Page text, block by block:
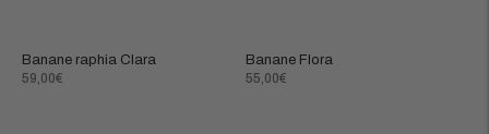
Banane raphia Clara
Prix
59,00€
Banane Flora
Prix
55,00€